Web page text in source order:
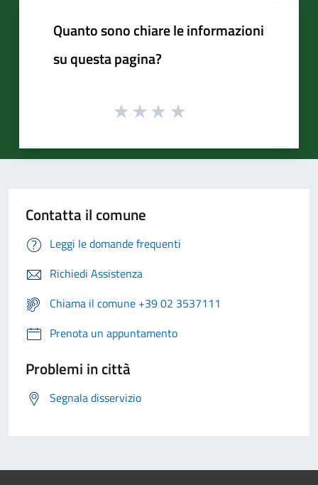
Quanto sono chiare le informazioni
su questa pagina?
Contatta il comune
Leggi le domande frequenti
Richiedi Assistenza
Chiama il comune +39 02 3537111
Prenota un appuntamento
Problemi in città
Segnala disservizio